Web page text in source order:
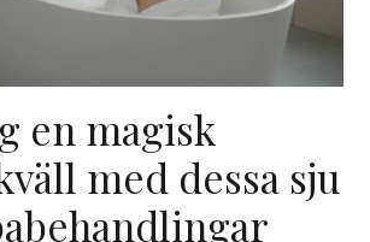
en magisk
med dessa sju